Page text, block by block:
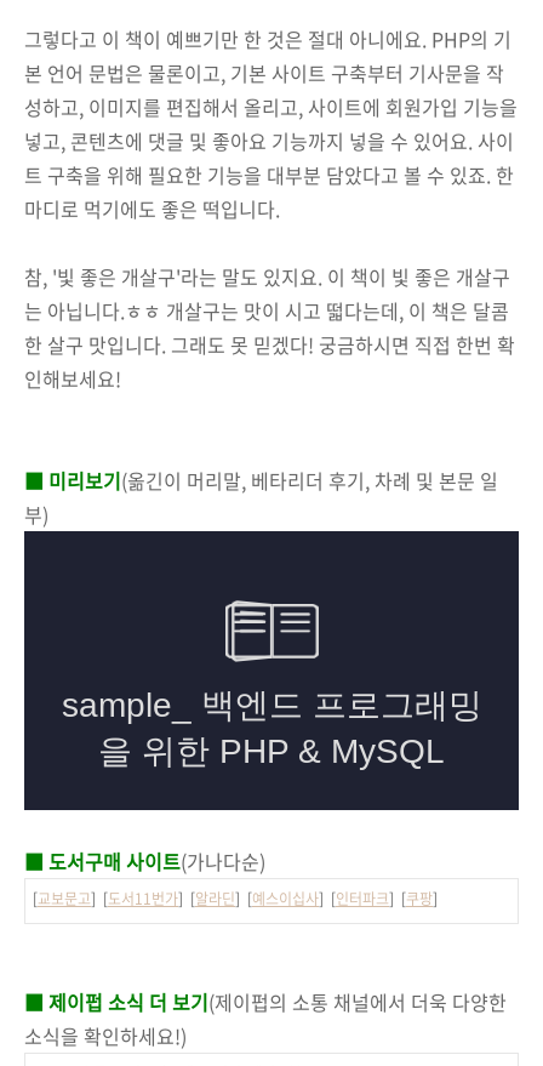
그렇다고 이 책이 예쁘기만 한 것은 절대 아니에요. PHP의 기
본 언어 문법은 물론이고, 기본 사이트 구축부터 기사문을 작
성하고, 이미지를 편집해서 올리고, 사이트에 회원가입 기능을
넣고, 콘텐츠에 댓글 및 좋아요 기능까지 넣을 수 있어요. 사이
트 구축을 위해 필요한 기능을 대부분 담았다고 볼 수 있죠. 한
마디로 먹기에도 좋은 떡입니다.
참, '빛 좋은 개살구'라는 말도 있지요. 이 책이 빛 좋은 개살구
는 아닙니다.ㅎㅎ 개살구는 맛이 시고 떫다는데, 이 책은 달콤
한 살구 맛입니다. 그래도 못 믿겠다! 궁금하시면 직접 한번 확
인해보세요!
■ 미리보기(옮긴이 머리말, 베타리더 후기, 차례 및 본문 일
부)
■ 도서구매 사이트(가나다순)
[교보문고] [도서11번가] [알라딘] [예스이십사] [인터파크] [쿠팡]
■ 제이펍 소식 더 보기(제이펍의 소통 채널에서 더욱 다양한
소식을 확인하세요!)